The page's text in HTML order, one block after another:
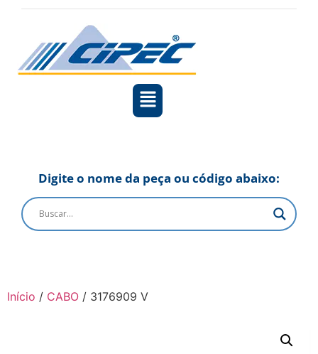
Digite o nome da peça ou código abaixo:
Início / CABO / 3176909 V